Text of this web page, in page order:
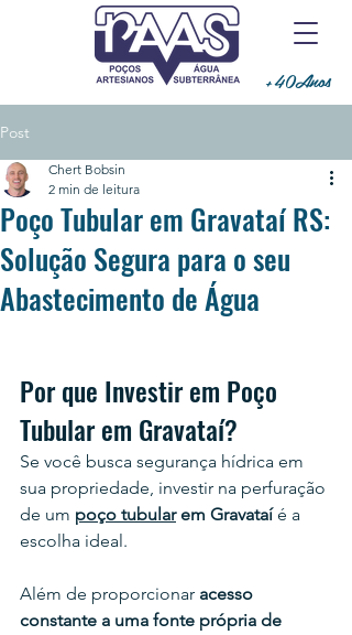
+40Anos
Post
Poço Tubular em Gravataí RS:
Solução Segura para o seu
Abastecimento de Água
Chert Bobsin
2 min de leitura
Por que Investir em Poço
Tubular em Gravataí?
Se você busca segurança hídrica em
sua propriedade, investir na perfuração
de um poço tubular em Gravataí é a
escolha ideal.
Além de proporcionar acesso
constante a uma fonte própria de